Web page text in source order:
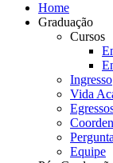
Home
Graduação
Cursos
Ingresso
Vida
Equipe